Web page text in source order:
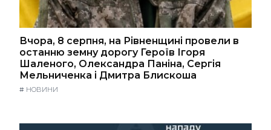
Вчора, 8 серпня, на Рівненщині провели в
останню земну дорогу Героїв Ігоря
Шаленого, Олександра Паніна, Сергія
Мельниченка і Дмитра Блискоша
# НОВИНИ